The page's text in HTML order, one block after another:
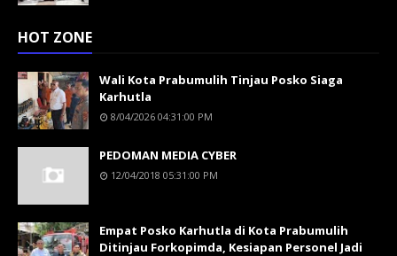
HOT ZONE
Wali Kota Prabumulih Tinjau Posko Siaga
Karhutla
8/04/2026 04:31:00 PM
PEDOMAN MEDIA CYBER
12/04/2018 05:31:00 PM
Empat Posko Karhutla di Kota Prabumulih
Ditinjau Forkopimda, Kesiapan Personel Jadi